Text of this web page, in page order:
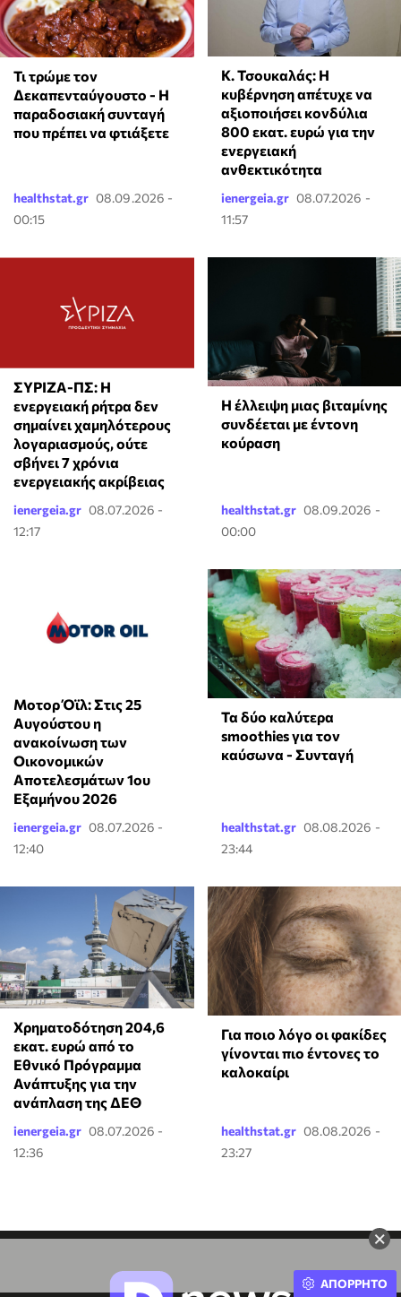
×
Τι τρώμε τον
Δεκαπενταύγουστο - Η
παραδοσιακή συνταγή
που πρέπει να φτιάξετε
healthstat.gr 08.09.2026 -
00:15
Κ. Τσουκαλάς: Η
κυβέρνηση απέτυχε να
αξιοποιήσει κονδύλια
800 εκατ. ευρώ για την
ενεργειακή
ανθεκτικότητα
ienergeia.gr 08.07.2026 -
11:57
ΣΥΡΙΖΑ-ΠΣ: Η
ενεργειακή ρήτρα δεν
σημαίνει χαμηλότερους
λογαριασμούς, ούτε
σβήνει 7 χρόνια
ενεργειακής ακρίβειας
ienergeia.gr 08.07.2026 -
12:17
⁠Η έλλειψη μιας βιταμίνης
συνδέεται με έντονη
κούραση
healthstat.gr 08.09.2026 -
00:00
Μοτορ Όϊλ: Στις 25
Αυγούστου η
ανακοίνωση των
Οικονομικών
Αποτελεσμάτων 1ου
Εξαμήνου 2026
ienergeia.gr 08.07.2026 -
12:40
Τα δύο καλύτερα
smoothies για τον
καύσωνα - Συνταγή
healthstat.gr 08.08.2026 -
23:44
Χρηματοδότηση 204,6
εκατ. ευρώ από το
Εθνικό Πρόγραμμα
Ανάπτυξης για την
ανάπλαση της ΔΕΘ
ienergeia.gr 08.07.2026 -
12:36
Για ποιο λόγο οι φακίδες
γίνονται πιο έντονες το
καλοκαίρι
healthstat.gr 08.08.2026 -
23:27
ΑΠΟΡΡΗΤΟ